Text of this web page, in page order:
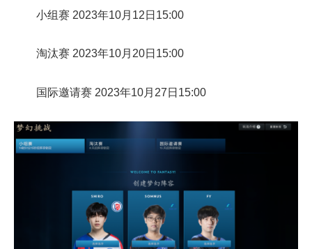
小组赛 2023年10月12日15:00
淘汰赛 2023年10月20日15:00
国际邀请赛 2023年10月27日15:00